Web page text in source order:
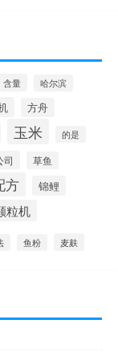
含量 哈尔滨
方舟
玉米 的是
司 草鱼
方 锦鲤
粒机
鱼粉 麦麸